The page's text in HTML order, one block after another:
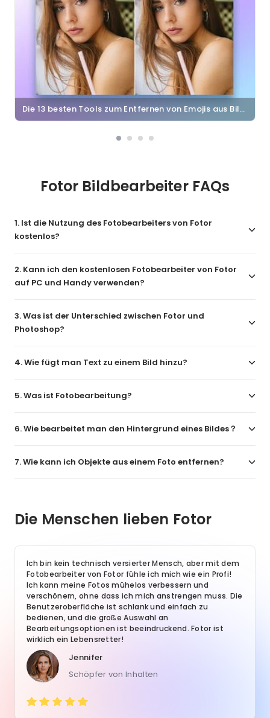
Die 13 besten Tools zum Entfernen von Emojis aus Bildern
Fotor Bildbearbeiter FAQs
1. Ist die Nutzung des Fotobearbeiters von Fotor
kostenlos?
2. Kann ich den kostenlosen Fotobearbeiter von Fotor
auf PC und Handy verwenden?
3. Was ist der Unterschied zwischen Fotor und
Photoshop?
4. Wie fügt man Text zu einem Bild hinzu?
5. Was ist Fotobearbeitung?
6. Wie bearbeitet man den Hintergrund eines Bildes？
7. Wie kann ich Objekte aus einem Foto entfernen?
Die Menschen lieben Fotor
Ich bin kein technisch versierter Mensch, aber mit dem
Fotobearbeiter von Fotor fühle ich mich wie ein Profi!
Ich kann meine Fotos mühelos verbessern und
verschönern, ohne dass ich mich anstrengen muss. Die
Benutzeroberfläche ist schlank und einfach zu
bedienen, und die große Auswahl an
Bearbeitungsoptionen ist beeindruckend. Fotor ist
wirklich ein Lebensretter!
Jennifer
Schöpfer von Inhalten